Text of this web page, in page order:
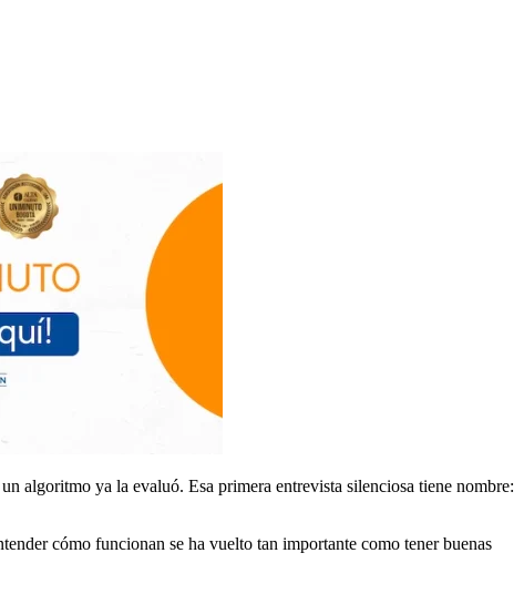
algoritmo ya la evaluó. Esa primera entrevista silenciosa tiene nombre:
cómo funcionan se ha vuelto tan importante como tener buenas